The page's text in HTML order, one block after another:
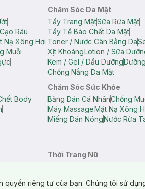
Râu
Nạ Xông Hơi
Muỗi
Chăm Sóc Da Mặt
Tẩy Trang MặtSữa Rửa Mặt
Tẩy Tế Bào Chết Da Mặt
Toner / Nước Cân Bằng Da
Xịt KhoángLotion / Sữa
Kem / Gel / Dầu Dưỡng
Chống Nắng Da Mặt
Body
Chăm Sóc Sức Khỏe
Băng Dán Cá NhânChống
Máy MassageMặt Nạ Xông
Miếng Dán NóngNước Rửa
/ Quạt Mini
GiặtNước Xả
Thời Trang Nữ
Quần Lót NữQuần Short Nữ
quyền riêng tư của bạn. Chúng tôi sử